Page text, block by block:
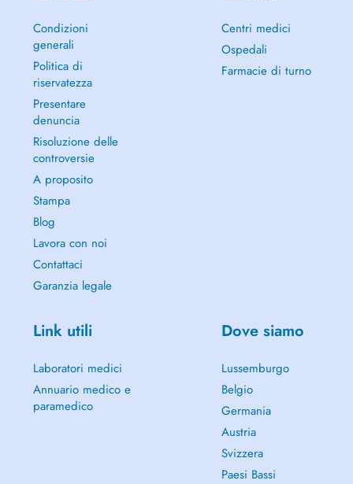
Condizioni
generali
Politica di
riservatezza
Presentare
denuncia
Risoluzione delle
controversie
A proposito
Stampa
Blog
Lavora con noi
Contattaci
Garanzia legale
Centri medici
Ospedali
Farmacie di turno
Link utili
Laboratori medici
Annuario medico e
paramedico
Dove siamo
Lussemburgo
Belgio
Germania
Austria
Svizzera
Paesi Bassi